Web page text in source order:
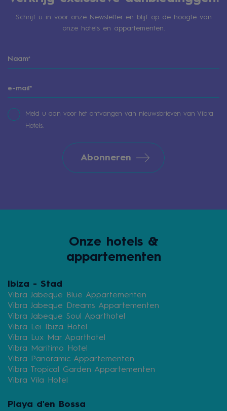
accommodatie te combineren met een
excursie naar baaien in andere gebieden. In
Paguera springt Hotel Vibra Beverly Playa
genieten zonder lange afstanden af te
handiger om een auto te huren of
Schrijf u in voor onze Newsletter en blijf op de hoogte van
onze hotels en appartementen.
Meld u aan voor het ontvangen van nieuwsbrieven van Vibra
Hotels.
Abonneren
Onze hotels &
appartementen
Ibiza - Stad
Vibra Jabeque Blue Appartementen
Vibra Jabeque Dreams Appartementen
Vibra Jabeque Soul Aparthotel
Vibra Lei Ibiza Hotel
Vibra Lux Mar Aparthotel
Vibra Maritimo Hotel
Vibra Panoramic Appartementen
Vibra Tropical Garden Appartementen
Vibra Vila Hotel
Playa d'en Bossa